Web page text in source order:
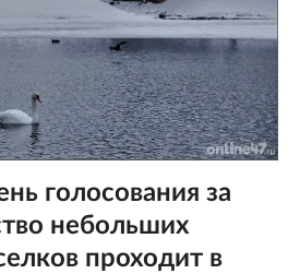
голосования за
небольших
проходит в